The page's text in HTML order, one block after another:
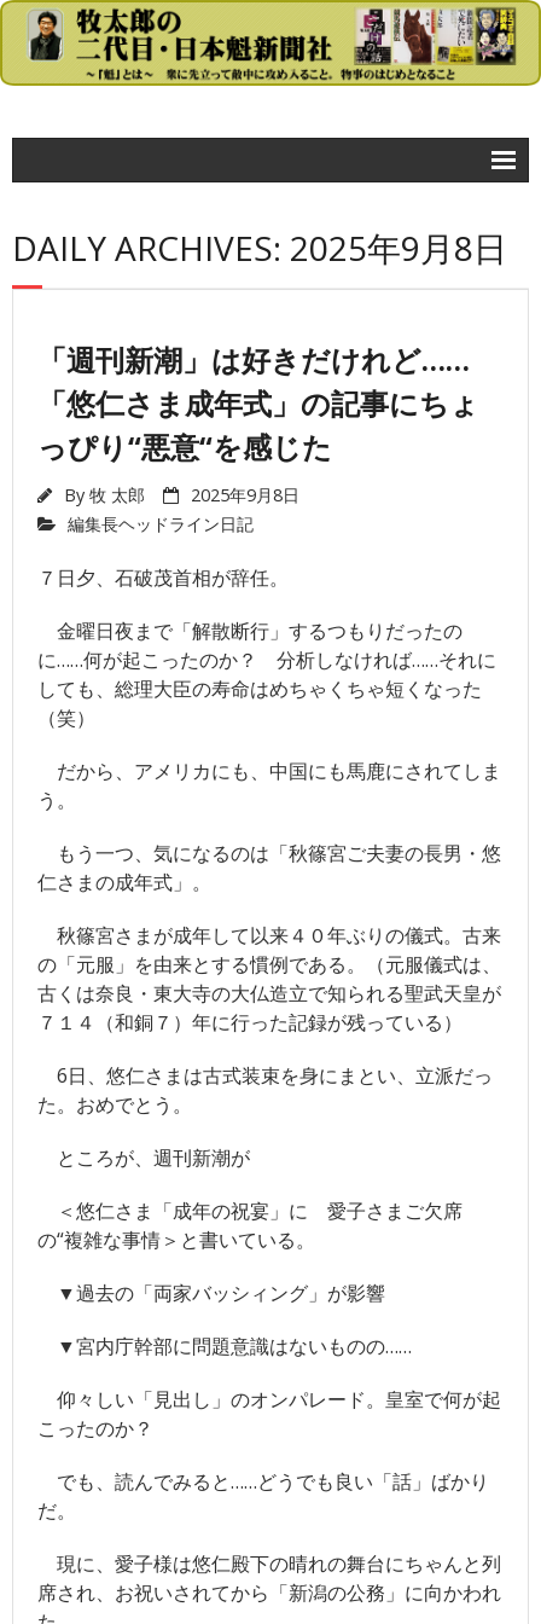
- 牧太郎の大きな声では言えないが…
- 首相官邸
- 自民党
- 民主党
- 公明党
- 日本共産党
競馬
- JRA
- 競馬情報のJRA-VAN
- 競馬＠nifty
その他
- 毎日新聞
- サンデー毎日
- 牧太郎による著書紹介
- 「ここだけの話」バックナンバー
- ツイッター
- 日本魁新聞社物語
DAILY ARCHIVES: 2025年9月8日
「週刊新潮」は好きだけれど……
「悠仁さま成年式」の記事にちょ
っぴり“悪意“を感じた
By 牧 太郎
2025年9月8日
編集長ヘッドライン日記
７日夕、石破茂首相が辞任。
金曜日夜まで「解散断行」するつもりだったの
に……何が起こったのか？ 分析しなければ……それに
しても、総理大臣の寿命はめちゃくちゃ短くなった
（笑）
だから、アメリカにも、中国にも馬鹿にされてしま
う。
もう一つ、気になるのは「秋篠宮ご夫妻の長男・悠
仁さまの成年式」。
秋篠宮さまが成年して以来４０年ぶりの儀式。古来
の「元服」を由来とする慣例である。（元服儀式は、
古くは奈良・東大寺の大仏造立で知られる聖武天皇が
７１４（和銅７）年に行った記録が残っている）
6日、悠仁さまは古式装束を身にまとい、立派だっ
た。おめでとう。
ところが、週刊新潮が
＜悠仁さま「成年の祝宴」に 愛子さまご欠席
の“複雑な事情＞と書いている。
▼過去の「両家バッシィング」が影響
▼宮内庁幹部に問題意識はないものの……
仰々しい「見出し」のオンパレード。皇室で何が起
こったのか？
でも、読んでみると……どうでも良い「話」ばかり
だ。
現に、愛子様は悠仁殿下の晴れの舞台にちゃんと列
席され、お祝いされてから「新潟の公務」に向かわれ